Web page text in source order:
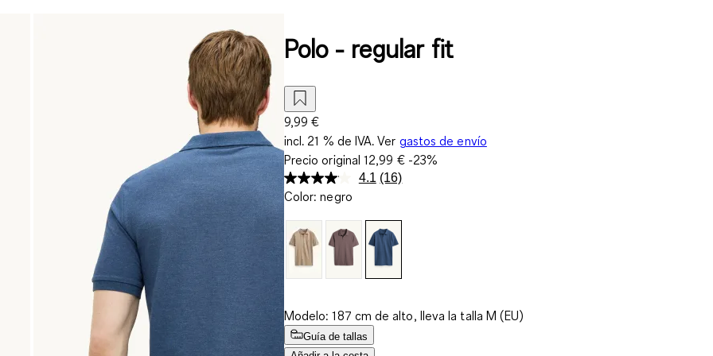
Polo - regular fit
9,99 €
incl. 21 % de IVA. Ver gastos de envío
Precio original12,99 €-23%
4.1 Lea
Enlace
en
la
misma
(16)
Color: negro
Modelo: 187 cm de alto, lleva la talla M (EU)
Guía de tallas